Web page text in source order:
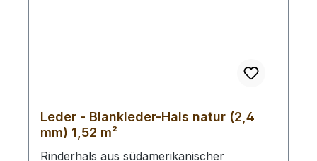
Leder - Blankleder-Hals natur (2,4
mm) 1,52 m²
Rinderhals aus südamerikanischer